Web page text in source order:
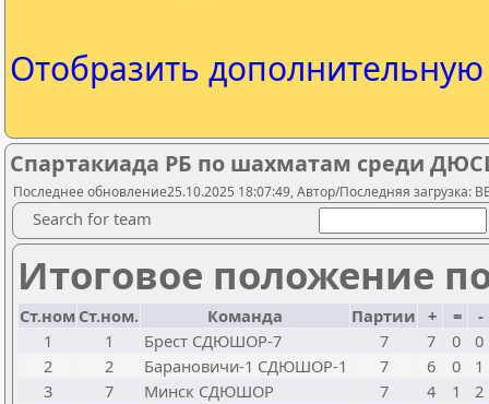
Отобразить
Спартакиада РБ по шахматам среди
Последнее обновление25.10.2025 18:07:49, Автор/Последняя загрузка:
Search for team
Итоговое положение
Ст.ном Ст.ном. Команда Партии + =
-
1
1 Брест СДЮШОР-7 7 7 0
0
2
2 Барановичи-1 СДЮШОР-1 7 6 0
1
3
7 Минск СДЮШОР 7 4 1
2